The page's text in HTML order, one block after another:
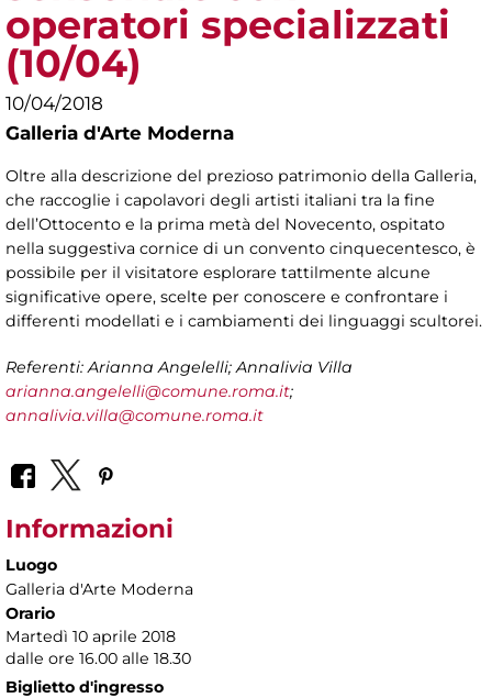
operatori specializzati
(10/04)
10/04/2018
Galleria d'Arte Moderna
Oltre alla descrizione del prezioso patrimonio della Galleria,
che raccoglie i capolavori degli artisti italiani tra la fine
dell’Ottocento e la prima metà del Novecento, ospitato
nella suggestiva cornice di un convento cinquecentesco, è
possibile per il visitatore esplorare tattilmente alcune
significative opere, scelte per conoscere e confrontare i
differenti modellati e i cambiamenti dei linguaggi scultorei.
Referenti: Arianna Angelelli; Annalivia Villa
arianna.angelelli@comune.roma.it;
annalivia.villa@comune.roma.it
Informazioni
Luogo
Galleria d'Arte Moderna
Orario
Martedì 10 aprile 2018
dalle ore 16.00 alle 18.30
Biglietto d'ingresso